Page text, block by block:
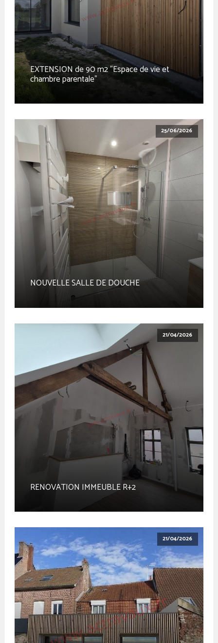
EXTENSION de 90 m2 "Espace de vie et
chambre parentale"
25/06/2026
NOUVELLE SALLE DE DOUCHE
21/04/2026
RENOVATION IMMEUBLE R+2
21/04/2026